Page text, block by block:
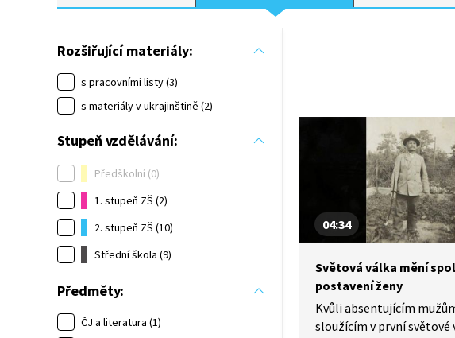
Rozšiřující materiály:
s pracovními listy (3)
s materiály v ukrajinštině (2)
Stupeň vzdělávání:
Předškolní (0)
1. stupeň ZŠ (2)
2. stupeň ZŠ (10)
Střední škola (9)
Předměty:
ČJ a literatura (1)
04:34
Světová válka mění
postavení ženy
Kvůli absentujícím
sloužícím v první světové